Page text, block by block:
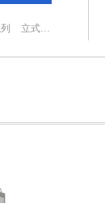
立式平衡机系列